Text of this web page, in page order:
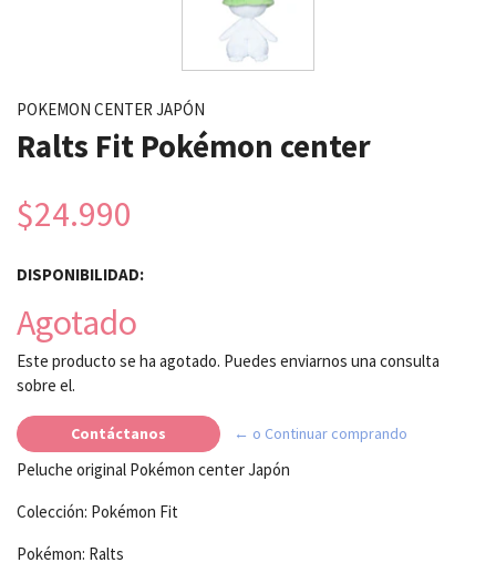
POKEMON CENTER JAPÓN
Ralts Fit Pokémon center
$24.990
DISPONIBILIDAD:
Agotado
Este producto se ha agotado. Puedes enviarnos una consulta
sobre el.
Contáctanos ← o Continuar comprando
Peluche original Pokémon center Japón
Colección: Pokémon Fit
Pokémon: Ralts